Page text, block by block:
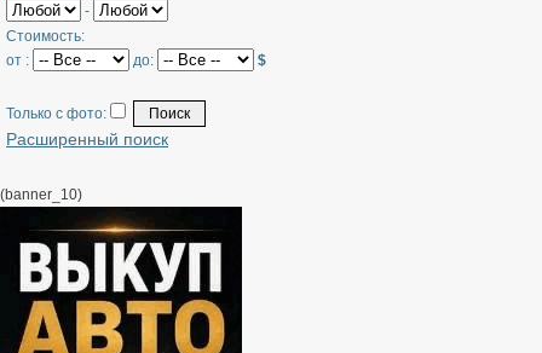
-
Стоимость:
от :
до: $
Только с фото:
Расширенный поиск
(banner_10)